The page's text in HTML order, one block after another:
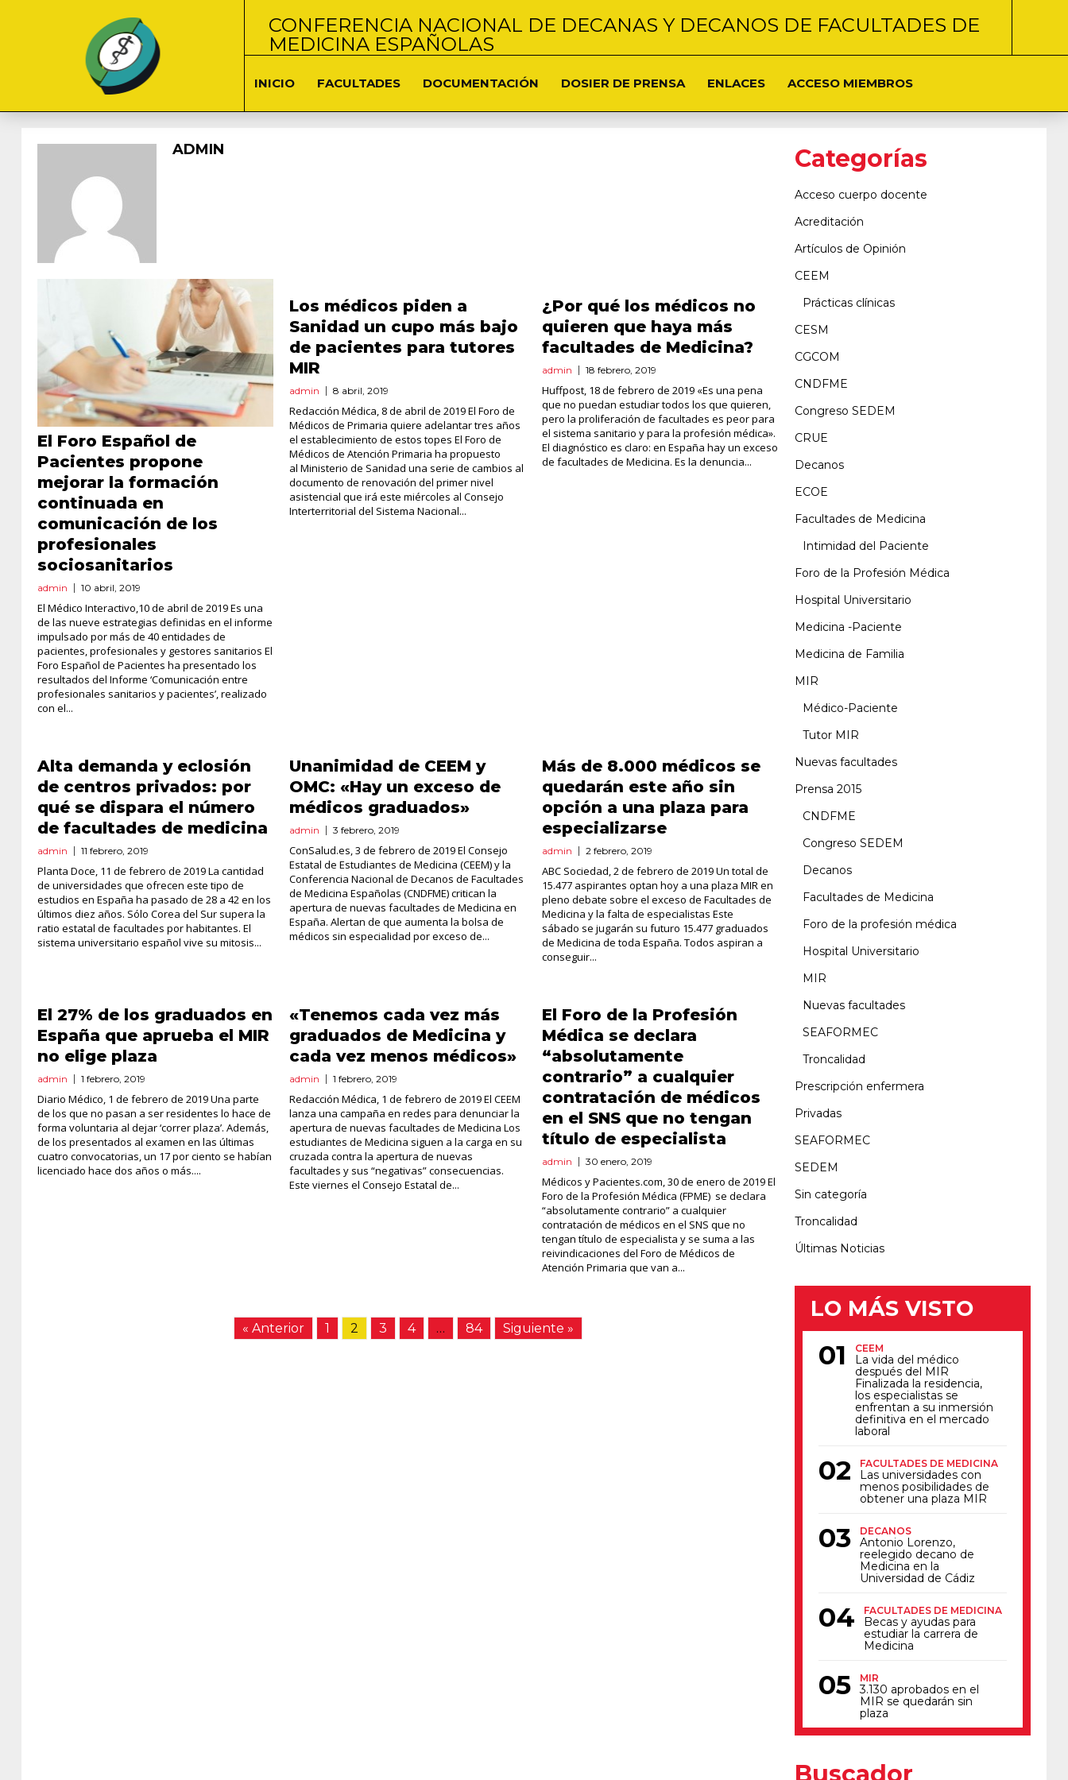
CONFERENCIA NACIONAL DE DECANAS Y DECANOS DE FACULTADES DE
MEDICINA ESPAÑOLAS
INICIO FACULTADES DOCUMENTACIÓN DOSIER DE PRENSA ENLACES ACCESO MIEMBROS
ADMIN
El Foro Español de
Pacientes propone
mejorar la formación
continuada en
comunicación de los
profesionales
sociosanitarios
admin 10 abril, 2019
El Médico Interactivo,10 de abril de 2019 Es una
de las nueve estrategias definidas en el informe
impulsado por más de 40 entidades de
pacientes, profesionales y gestores sanitarios El
Foro Español de Pacientes ha presentado los
resultados del Informe ‘Comunicación entre
profesionales sanitarios y pacientes’, realizado
con el...
Los médicos piden a
Sanidad un cupo más bajo
de pacientes para tutores
MIR
admin 8 abril, 2019
Redacción Médica, 8 de abril de 2019 El Foro de
Médicos de Primaria quiere adelantar tres años
el establecimiento de estos topes El Foro de
Médicos de Atención Primaria ha propuesto
al Ministerio de Sanidad una serie de cambios al
documento de renovación del primer nivel
asistencial que irá este miércoles al Consejo
Interterritorial del Sistema Nacional...
¿Por qué los médicos no
quieren que haya más
facultades de Medicina?
admin 18 febrero, 2019
Huffpost, 18 de febrero de 2019 «Es una pena
que no puedan estudiar todos los que quieren,
pero la proliferación de facultades es peor para
el sistema sanitario y para la profesión médica».
El diagnóstico es claro: en España hay un exceso
de facultades de Medicina. Es la denuncia...
Alta demanda y eclosión
de centros privados: por
qué se dispara el número
de facultades de medicina
admin 11 febrero, 2019
Planta Doce, 11 de febrero de 2019 La cantidad
de universidades que ofrecen este tipo de
estudios en España ha pasado de 28 a 42 en los
últimos diez años. Sólo Corea del Sur supera la
ratio estatal de facultades por habitantes. El
sistema universitario español vive su mitosis...
Unanimidad de CEEM y
OMC: «Hay un exceso de
médicos graduados»
admin 3 febrero, 2019
ConSalud.es, 3 de febrero de 2019 El Consejo
Estatal de Estudiantes de Medicina (CEEM) y la
Conferencia Nacional de Decanos de Facultades
de Medicina Españolas (CNDFME) critican la
apertura de nuevas facultades de Medicina en
España. Alertan de que aumenta la bolsa de
médicos sin especialidad por exceso de...
Más de 8.000 médicos se
quedarán este año sin
opción a una plaza para
especializarse
admin 2 febrero, 2019
ABC Sociedad, 2 de febrero de 2019 Un total de
15.477 aspirantes optan hoy a una plaza MIR en
pleno debate sobre el exceso de Facultades de
Medicina y la falta de especialistas Este
sábado se jugarán su futuro 15.477 graduados
de Medicina de toda España. Todos aspiran a
conseguir...
El 27% de los graduados en
España que aprueba el MIR
no elige plaza
admin 1 febrero, 2019
Diario Médico, 1 de febrero de 2019 Una parte
de los que no pasan a ser residentes lo hace de
forma voluntaria al dejar ‘correr plaza’. Además,
de los presentados al examen en las últimas
cuatro convocatorias, un 17 por ciento se habían
licenciado hace dos años o más....
«Tenemos cada vez más
graduados de Medicina y
cada vez menos médicos»
admin 1 febrero, 2019
Redacción Médica, 1 de febrero de 2019 El CEEM
lanza una campaña en redes para denunciar la
apertura de nuevas facultades de Medicina Los
estudiantes de Medicina siguen a la carga en su
cruzada contra la apertura de nuevas
facultades y sus “negativas” consecuencias.
Este viernes el Consejo Estatal de...
El Foro de la Profesión
Médica se declara
“absolutamente
contrario” a cualquier
contratación de médicos
en el SNS que no tengan
título de especialista
admin 30 enero, 2019
Médicos y Pacientes.com, 30 de enero de 2019 El
Foro de la Profesión Médica (FPME) se declara
“absolutamente contrario” a cualquier
contratación de médicos en el SNS que no
tengan título de especialista y se suma a las
reivindicaciones del Foro de Médicos de
Atención Primaria que van a...
« Anterior 1 2 3 4 … 84 Siguiente »
Categorías
Acceso cuerpo docente
Acreditación
Artículos de Opinión
CEEM
Prácticas clínicas
CESM
CGCOM
CNDFME
Congreso SEDEM
CRUE
Decanos
ECOE
Facultades de Medicina
Intimidad del Paciente
Foro de la Profesión Médica
Hospital Universitario
Medicina -Paciente
Medicina de Familia
MIR
Médico-Paciente
Tutor MIR
Nuevas facultades
Prensa 2015
CNDFME
Congreso SEDEM
Decanos
Facultades de Medicina
Foro de la profesión médica
Hospital Universitario
MIR
Nuevas facultades
SEAFORMEC
Troncalidad
Prescripción enfermera
Privadas
SEAFORMEC
SEDEM
Sin categoría
Troncalidad
Últimas Noticias
LO MÁS VISTO
CEEM
La vida del médico
después del MIR
Finalizada la residencia,
los especialistas se
enfrentan a su inmersión
definitiva en el mercado
laboral
FACULTADES DE MEDICINA
Las universidades con
menos posibilidades de
obtener una plaza MIR
DECANOS
Antonio Lorenzo,
reelegido decano de
Medicina en la
Universidad de Cádiz
FACULTADES DE MEDICINA
Becas y ayudas para
estudiar la carrera de
Medicina
MIR
3.130 aprobados en el
MIR se quedarán sin
plaza
Buscador